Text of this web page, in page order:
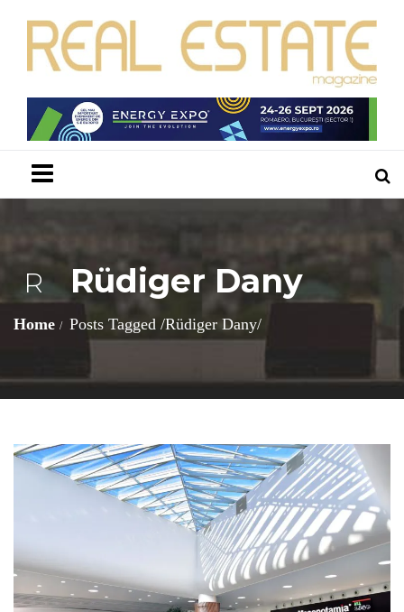
R Rüdiger Dany
Home Posts Tagged /Rüdiger Dany/